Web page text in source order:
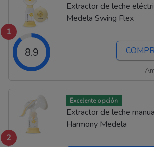
1
Extractor de leche
Medela Swing Flex
8.9
2
Excelente opción
Extractor de leche
Harmony Medela